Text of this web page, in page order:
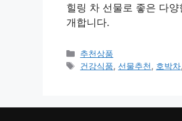
힐링 차 선물로 좋은 다
개합니다.
카
테
추천상품
태
건강식품,선물추천, 호박차,